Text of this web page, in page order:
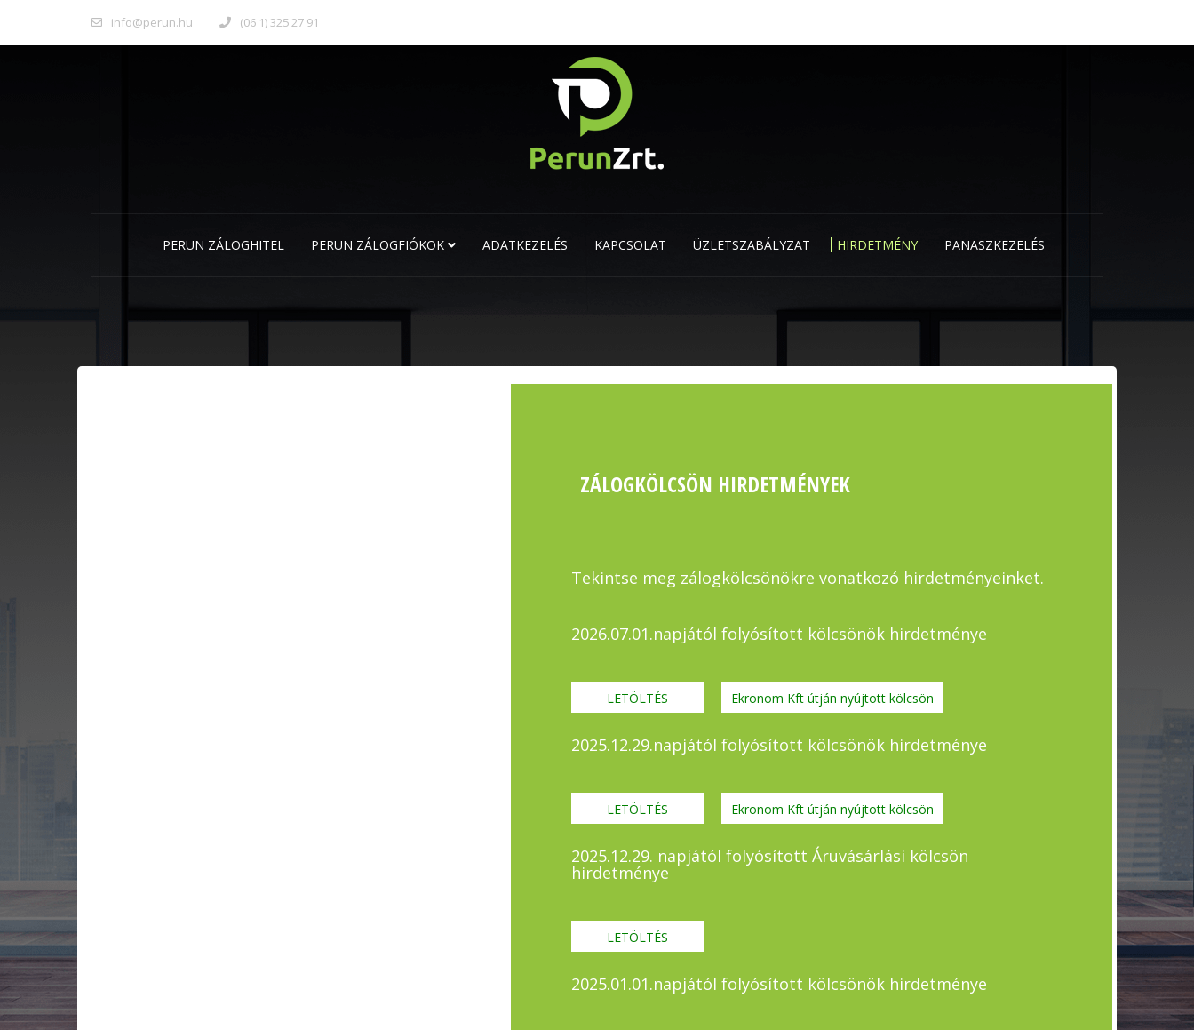
info@perun.hu (06 1) 325 27 91
PERUN ZÁLOGHITEL PERUN ZÁLOGFIÓKOK ADATKEZELÉS KAPCSOLAT ÜZLETSZABÁLYZAT HIRDETMÉNY PANASZKEZELÉS
ZÁLOGKÖLCSÖN HIRDETMÉNYEK
Tekintse meg zálogkölcsönökre vonatkozó hirdetményeinket.
2026.07.01.napjától folyósított kölcsönök hirdetménye
LETÖLTÉS Ekronom Kft útján nyújtott kölcsön
2025.12.29.napjától folyósított kölcsönök hirdetménye
LETÖLTÉS Ekronom Kft útján nyújtott kölcsön
2025.12.29. napjától folyósított Áruvásárlási kölcsön
hirdetménye
LETÖLTÉS
2025.01.01.napjától folyósított kölcsönök hirdetménye